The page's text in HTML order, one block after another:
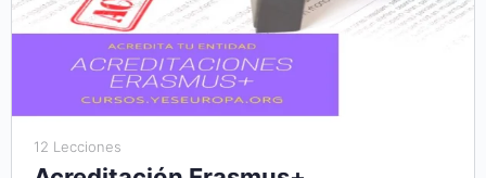
12 Lecciones